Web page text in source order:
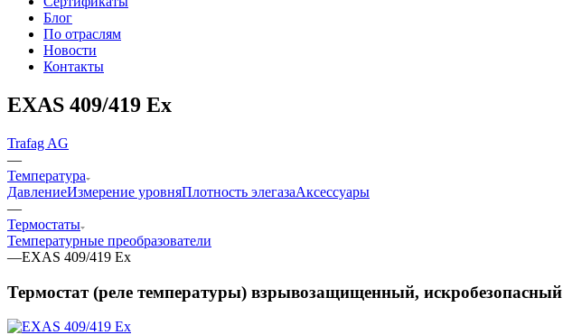
Блог
По отраслям
Новости
Контакты
EXAS 409/419 Ex
Trafag AG
—
Температура
ДавлениеИзмерение уровняПлотность элегазаАксессуары
—
Термостаты
Температурные преобразователи
—EXAS 409/419 Ex
Термостат (реле температуры) взрывозащищенный, искробезопасный